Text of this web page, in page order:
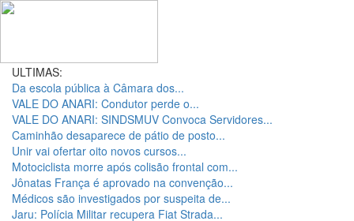
ULTIMAS:
Da escola pública à Câmara dos...
VALE DO ANARI: Condutor perde o...
VALE DO ANARI: SINDSMUV Convoca Servidores...
Caminhão desaparece de pátio de posto...
Unir vai ofertar oito novos cursos...
Motociclista morre após colisão frontal com...
Jônatas França é aprovado na convenção...
Médicos são investigados por suspeita de...
Jaru: Polícia Militar recupera Fiat Strada...